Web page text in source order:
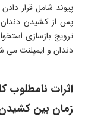
پیوند شامل قرار
پس از کشیدن
ترویج بازسازی
دندان و ایمپلنت می
اثرات
زمان بین